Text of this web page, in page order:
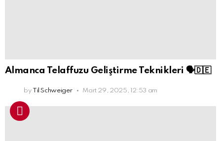
Almanca Telaffuzu Geliştirme Teknikleri 🗣️🇩🇪
by Til Schweiger Mart 29, 2025, 12:53 am